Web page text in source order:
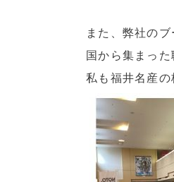
また、弊社の
国から集まっ
私も福井名産